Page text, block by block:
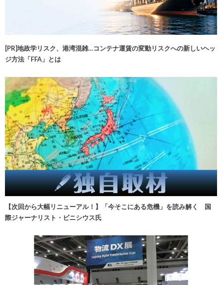
[PR]地政学リスク、港湾混雑…コンテナ運賃の変動リスクへの新しいヘッ
ジ方法「FFA」とは
【次回から大幅リニューアル！】「今そこにある危機」を読み解く 国
際ジャーナリスト・ビニシウス氏